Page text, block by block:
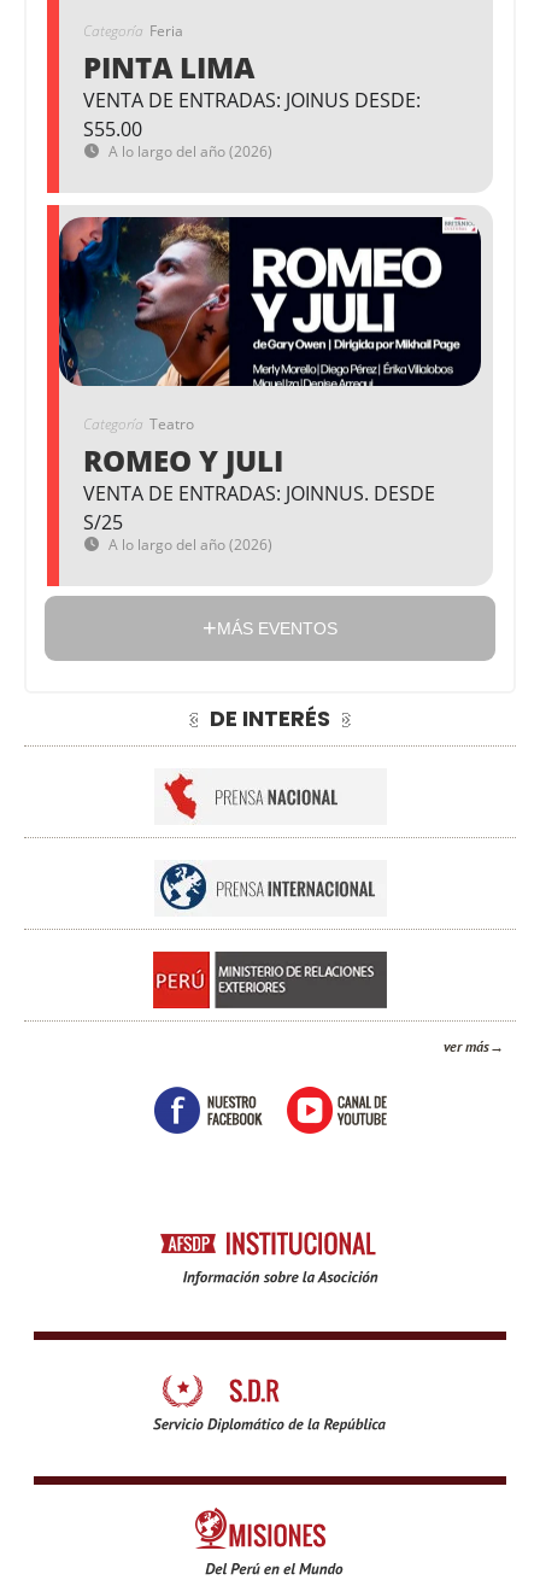
Categoría Feria
PINTA LIMA
VENTA DE ENTRADAS: JOINUS DESDE:
S55.00
A lo largo del año (2026)
Categoría Teatro
ROMEO Y JULI
VENTA DE ENTRADAS: JOINNUS. DESDE
S/25
A lo largo del año (2026)
MÁS EVENTOS
DE INTERÉS
ver más